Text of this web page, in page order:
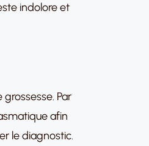
indolore et
grossesse. Par
afin
le diagnostic.